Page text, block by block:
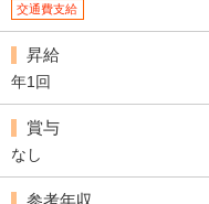
交通費支給
昇給
年1回
賞与
なし
参考年収